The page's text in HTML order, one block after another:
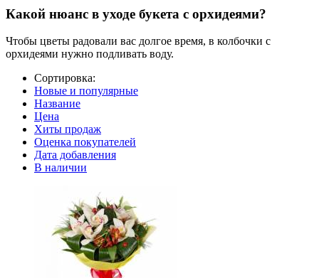
Какой нюанс в уходе букета с орхидеями?
Чтобы цветы радовали вас долгое время, в колбочки с
орхидеями нужно подливать воду.
Сортировка:
Новые и популярные
Название
Цена
Хиты продаж
Оценка покупателей
Дата добавления
В наличии